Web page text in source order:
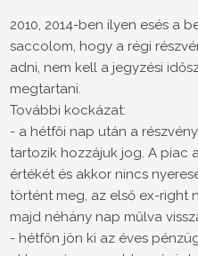
2010, 2014-ben ilyen esés a
saccolom, hogy a régi
adni, nem kell a jegyzési
megtartani.
További kockázat:
- a hétfői nap után a
tartozik hozzájuk jog. A piac
értékét és akkor nincs
történt meg, az első ex-right
majd néhány nap műlva
- hétfőn jön ki az éves